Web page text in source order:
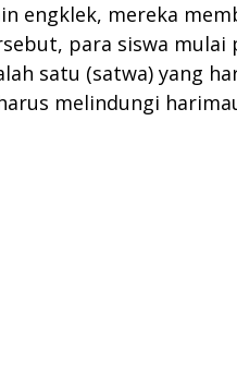
engklek, mereka
para siswa
satu (satwa) yang
melindungi